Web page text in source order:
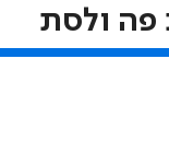
פה ולסת